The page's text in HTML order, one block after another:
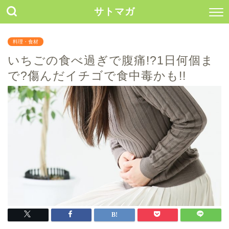
サトマガ
料理・食材
いちごの食べ過ぎで腹痛!?1日何個ま
で?傷んだイチゴで食中毒かも!!